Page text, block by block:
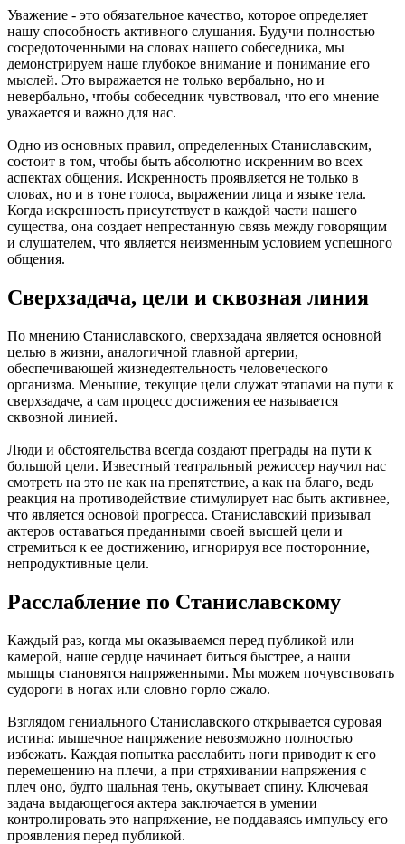
Уважение - это обязательное качество, которое определяет
нашу способность активного слушания. Будучи полностью
сосредоточенными на словах нашего собеседника, мы
демонстрируем наше глубокое внимание и понимание его
мыслей. Это выражается не только вербально, но и
невербально, чтобы собеседник чувствовал, что его мнение
уважается и важно для нас.
Одно из основных правил, определенных Станиславским,
состоит в том, чтобы быть абсолютно искренним во всех
аспектах общения. Искренность проявляется не только в
словах, но и в тоне голоса, выражении лица и языке тела.
Когда искренность присутствует в каждой части нашего
существа, она создает непрестанную связь между говорящим
и слушателем, что является неизменным условием успешного
общения.
Сверхзадача, цели и сквозная линия
По мнению Станиславского, сверхзадача является основной
целью в жизни, аналогичной главной артерии,
обеспечивающей жизнедеятельность человеческого
организма. Меньшие, текущие цели служат этапами на пути к
сверхзадаче, а сам процесс достижения ее называется
сквозной линией.
Люди и обстоятельства всегда создают преграды на пути к
большой цели. Известный театральный режиссер научил нас
смотреть на это не как на препятствие, а как на благо, ведь
реакция на противодействие стимулирует нас быть активнее,
что является основой прогресса. Станиславский призывал
актеров оставаться преданными своей высшей цели и
стремиться к ее достижению, игнорируя все посторонние,
непродуктивные цели.
Расслабление по Станиславскому
Каждый раз, когда мы оказываемся перед публикой или
камерой, наше сердце начинает биться быстрее, а наши
мышцы становятся напряженными. Мы можем почувствовать
судороги в ногах или словно горло сжало.
Взглядом гениального Станиславского открывается суровая
истина: мышечное напряжение невозможно полностью
избежать. Каждая попытка расслабить ноги приводит к его
перемещению на плечи, а при стряхивании напряжения с
плеч оно, будто шальная тень, окутывает спину. Ключевая
задача выдающегося актера заключается в умении
контролировать это напряжение, не поддаваясь импульсу его
проявления перед публикой.